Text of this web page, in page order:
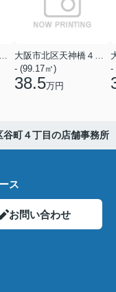
大阪市阿倍野区松崎町１丁目
大阪市北区天神橋４丁目
- (99.17㎡)
38.5万円
-
谷町４丁目の店舗事務所
ス
お問い合わせ